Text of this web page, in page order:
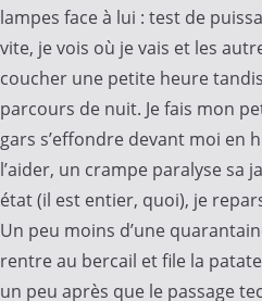
lampes face à lui : test de
vite, je vois où je vais et les
coucher une petite heure
parcours de nuit. Je fais mon
gars s’effondre devant moi en
l’aider, un crampe paralyse sa
état (il est entier, quoi), je
Un peu moins d’une
rentre au bercail et file la
un peu après que le passage